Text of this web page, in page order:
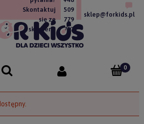
Skontaktuj
się ze
sklepem!
509
779
757
sklep@forkids.pl